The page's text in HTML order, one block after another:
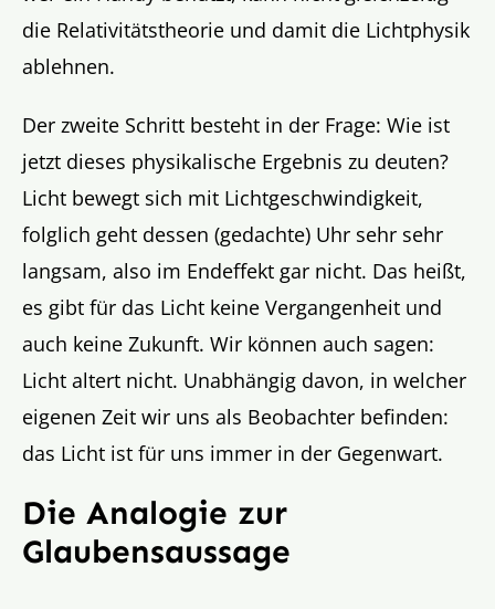
die Relativitätstheorie und damit die Lichtphysik
ablehnen.
Der zweite Schritt besteht in der Frage: Wie ist
jetzt dieses physikalische Ergebnis zu deuten?
Licht bewegt sich mit Lichtgeschwindigkeit,
folglich geht dessen (gedachte) Uhr sehr sehr
langsam, also im Endeffekt gar nicht. Das heißt,
es gibt für das Licht keine Vergangenheit und
auch keine Zukunft. Wir können auch sagen:
Licht altert nicht. Unabhängig davon, in welcher
eigenen Zeit wir uns als Beobachter befinden:
das Licht ist für uns immer in der Gegenwart.
Die Analogie zur
Glaubensaussage